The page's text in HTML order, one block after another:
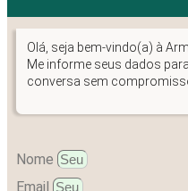
Olá, seja bem-vindo(a) à
Me informe seus dados
conversa sem
Nome
Email